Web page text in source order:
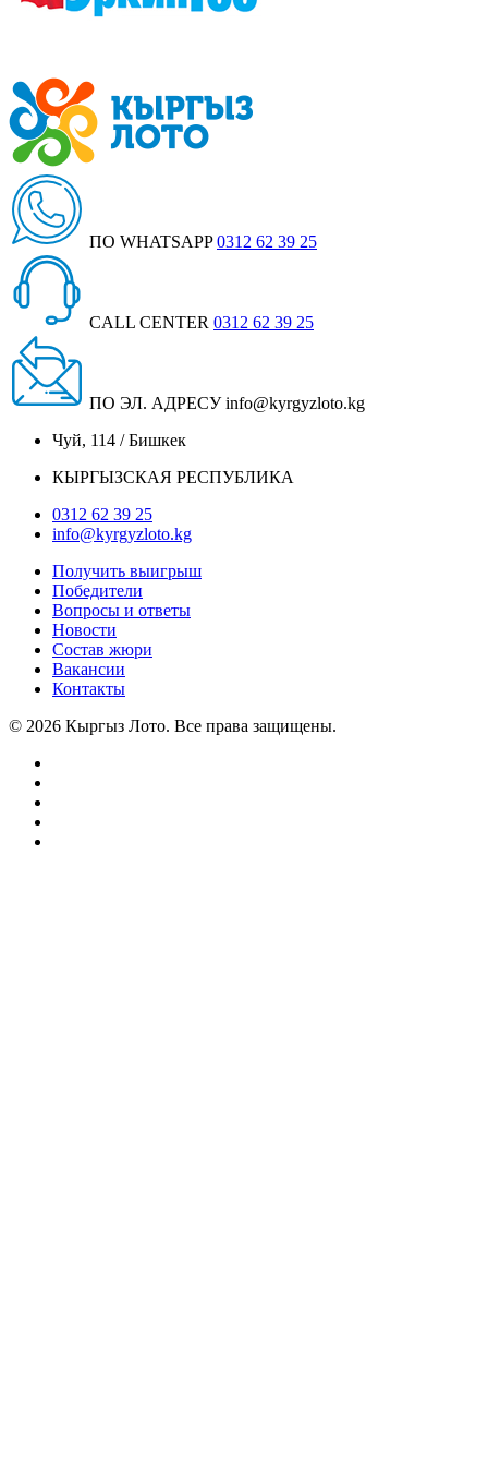
ПО WHATSAPP 0312 62 39 25
CALL CENTER 0312 62 39 25
ПО ЭЛ. АДРЕСУ info@kyrgyzloto.kg
Чуй, 114 / Бишкек
КЫРГЫЗСКАЯ РЕСПУБЛИКА
0312 62 39 25
info@kyrgyzloto.kg
Получить выигрыш
Победители
Вопросы и ответы
Новости
Состав жюри
Вакансии
Контакты
© 2026 Кыргыз Лото. Все права защищены.